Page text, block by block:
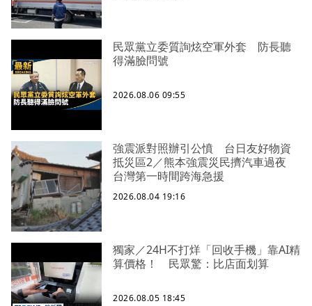
民眾黨立委質詢炫空軍外套 防長聽
得滿臉問號
2026.08.06 09:55
強震派對照辦引公憤 台日友好物資
抵災區2／熊本強震災民擠汽車過夜
台灣第一時間跨海急援
2026.08.04 19:16
獨家／24H不打烊「回收手機」靠AI精
算價格！ 民眾驚：比店面划算
2026.08.05 18:45